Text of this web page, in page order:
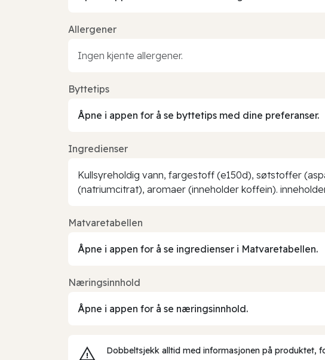
Allergener
Ingen kjente allergener.
Byttetips
Åpne i appen for å se byttetips med dine preferanser.
Ingredienser
Kullsyreholdig vann, fargestoff (e150d), søtstoffer
(natriumcitrat), aromaer (inneholder koffein).
Matvaretabellen
Åpne i appen for å se ingredienser i Matvaretabellen.
Næringsinnhold
Åpne i appen for å se næringsinnhold.
Dobbeltsjekk alltid med informasjonen på produktet,